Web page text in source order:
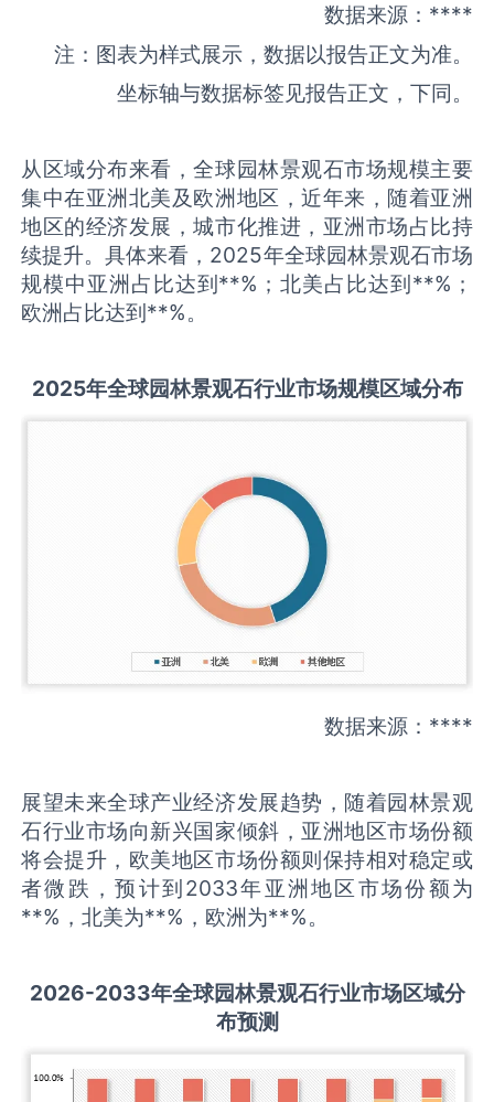
数据来源：****
注：图表为样式展示，数据以报告正文为准。
坐标轴与数据标签见报告正文，下同。
从区域分布来看，全球园林景观石市场规模主要
集中在亚洲北美及欧洲地区，近年来，随着亚洲
地区的经济发展，城市化推进，亚洲市场占比持
续提升。具体来看，2025年全球园林景观石市场
规模中亚洲占比达到**%；北美占比达到**%；
欧洲占比达到**%。
2025年全球园林景观石行业市场规模区域分布
数据来源：****
展望未来全球产业经济发展趋势，随着园林景观
石行业市场向新兴国家倾斜，亚洲地区市场份额
将会提升，欧美地区市场份额则保持相对稳定或
者微跌，预计到2033年亚洲地区市场份额为
**%，北美为**%，欧洲为**%。
2026-2033年全球园林景观石行业市场区域分
布预测